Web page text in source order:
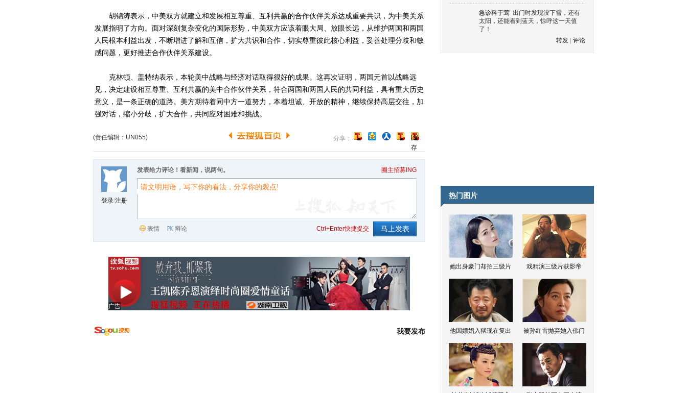
胡锦涛表示，中美双方就建立和发展相互尊重、互利共赢的合作伙伴关系达成重要共识，为中美关系
发展指明了方向。面对深刻复杂变化的国际形势，中美双方应该着眼大局、放眼长远，从维护两国和两国
人民根本利益出发，不断增进了解和互信，扩大共识和合作，切实尊重彼此核心利益，妥善处理分歧和敏
感问题，更好推进合作伙伴关系建设。
克林顿、盖特纳表示，本轮美中战略与经济对话取得很好的成果。这再次证明，两国元首以战略远
见，决定建设相互尊重、互利共赢的美中合作伙伴关系，符合两国和两国人民的共同利益，具有重大历史
意义，是一条正确的道路。美方期待着同中方一道努力，本着坦诚、开放的精神，继续保持高层交往，加
强对话，缩小分歧，扩大合作，共同应对困难和挑战。
(责任编辑：UN055) 分享：
[保
存
到
博
客]
登录/注册
发表给力评论！看新闻，说两句。 圈主招募ING
表情 辩论 Ctrl+Enter快捷提交
广告
我要发布
急诊科于莺 出门时发现没下雪，还有
太阳，还能看到蓝天，惊呼这一天值
了！
转发
评论
热门图片
她出身豪门却拍三级片 戏精演三级片获影帝
他因嫖娼入狱现在复出 被孙红雷抛弃她入佛门